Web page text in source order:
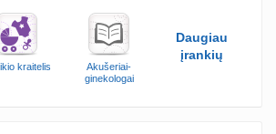
kraitelis
Akušeriai-
ginekologai
Daugiau
įrankių